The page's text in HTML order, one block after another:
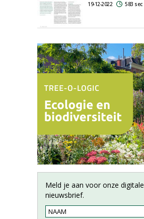
19-12-2022 583 sec
Meld je aan voor onze digitale
nieuwsbrief.